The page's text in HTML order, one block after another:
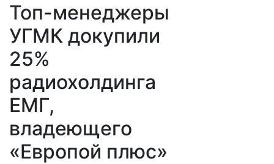
Топ-менеджеры
УГМК докупили
25%
радиохолдинга
ЕМГ,
владеющего
«Европой плюс»